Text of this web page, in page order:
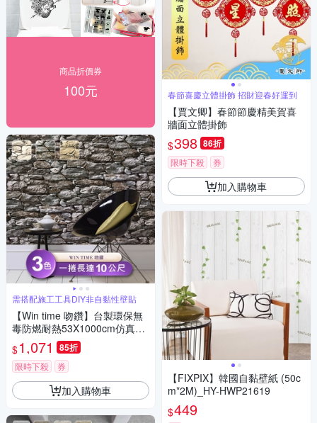
商品折價券
100元
需搭配施工工具DIY非自黏性壁貼
【Win time 吻鑽】台製環保無
毒防燃耐熱53X1000cm仿真石
紋壁紙/壁貼1捲
$1,071 85折
限時下殺 券
加入購物車
春節喜慶立體掛飾 招財迎春好運到
【賈文卿】春節節慶精美賀喜
牆面立體掛飾
$398 86折
限時下殺 券
加入購物車
【FIXPIX】韓國自黏壁紙 (50c
m*2M)_HY-HWP21619
$449